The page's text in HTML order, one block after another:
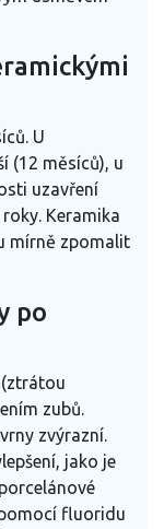
U
(12 měsíců), u
uzavření
Keramika
mírně zpomalit
po
zubů.
zvýrazní.
jako je
fluoridu